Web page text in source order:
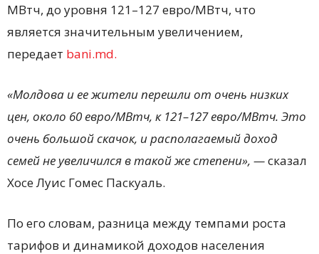
МВтч, до уровня 121–127 евро/МВтч, что
является значительным увеличением,
передает bani.md.
«Молдова и ее жители перешли от очень низких
цен, около 60 евро/МВтч, к 121–127 евро/МВтч. Это
очень большой скачок, и располагаемый доход
семей не увеличился в такой же степени», —сказал
Хосе Луис Гомес Паскуаль.
По его словам, разница между темпами роста
тарифов и динамикой доходов населения